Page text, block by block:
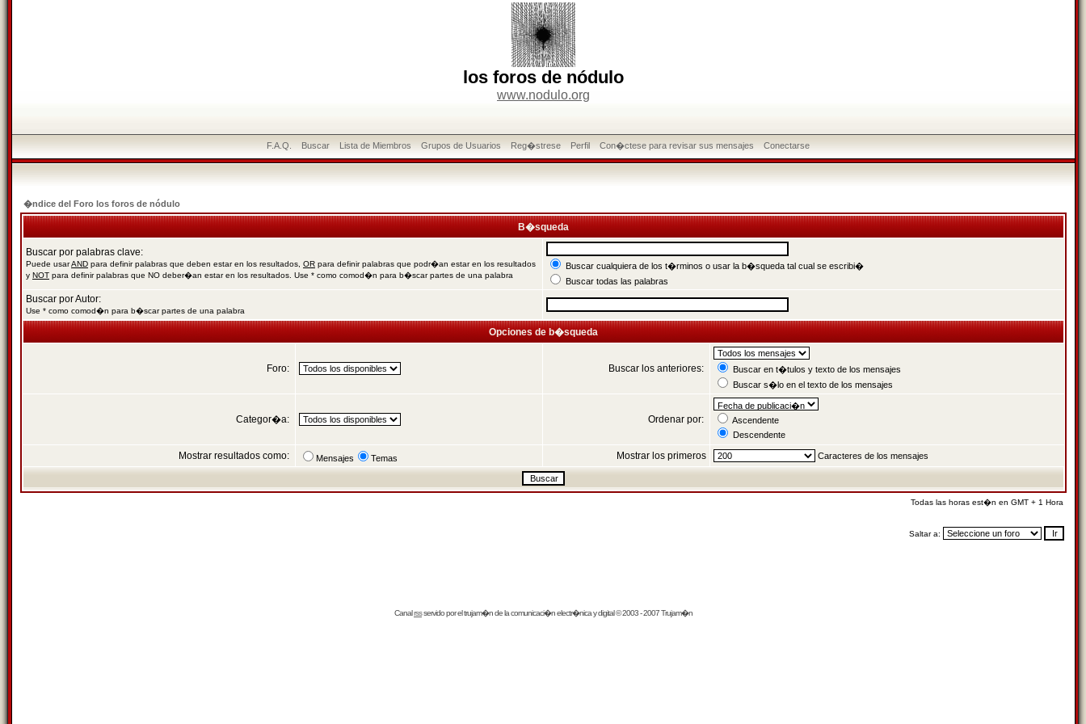
los foros de nódulo
www.nodulo.org
F.A.Q. Buscar Lista de Miembros Grupos de Usuarios Reg�strese Perfil Con�ctese para revisar sus mensajes Conectarse
�ndice del Foro los foros de nódulo
B�squeda
Buscar por palabras clave:
Puede usarAND para definir palabras que deben estar en los resultados, OR para definir palabras que podr�an estar en los resultados
y NOT para definir palabras que NO deber�an estar en los resultados. Use * como comod�n para b�scar partes de una palabra
Buscar cualquiera de los t�rminos o usar la b�squeda tal cual se escribi�
Buscar todas las palabras
Buscar por Autor:
Use * como comod�n para b�scar partes de una palabra
Opciones de b�squeda
Foro: Buscar los anteriores:
Buscar en t�tulos y texto de los mensajes
Buscar s�lo en el texto de los mensajes
Categor�a: Ordenar por:
Ascendente
Descendente
Mostrar resultados como: Mensajes Temas Mostrar los primeros Caracteres de los mensajes
Todas las horas est�n en GMT + 1 Hora
Saltar a:
Canalrssservido por eltrujam�nde la comunicaci�n electr�nica y digital © 2003 - 2007 Trujam�n